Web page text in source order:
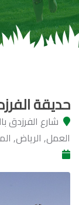
حديقة
شارع الفرزدق
العمل, الرياض,